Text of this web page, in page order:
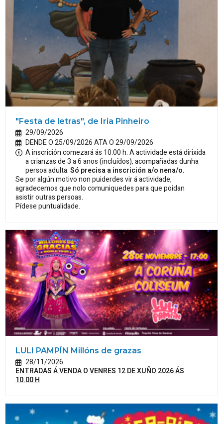
"Festa de letras", de Iria Pinheiro
29/09/2026
DENDE O 25/09/2026 ATA O 29/09/2026
A inscrición comezará ás 10.00 h. A actividade está dirixida
a crianzas de 3 a 6 anos (incluídos), acompañadas dunha
persoa adulta.Só precisa a inscrición a/o nena/o.
Se por algún motivo non puiderdes vir á actividade,
agradecemos que nolo comuniquedes para que poidan
asistir outras persoas.
Pídese puntualidade.
LULI PAMPÍN Millóns de grazas
28/11/2026
ENTRADAS Á VENDA O VENRES 12 DE XUÑO 2026 ÁS
10.00 H